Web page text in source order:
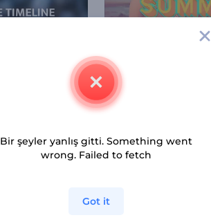
Yaz Slayt Gösterisi
Bir şeyler yanlış gitti. Something went
wrong. Failed to fetch
Got it